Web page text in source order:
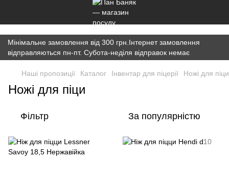
})(window,document,'script','dataLayer','GTM-K7JWBM2W');
Мінімальне замовлення від 300 грн.Інтернет замовлення
відправляються пн-пт. Субота-неділя відправок немає
Наші пропозиції Каталог Інвентар для піцерії Ножі для піци
Ножі для піци
Фільтр За популярністю